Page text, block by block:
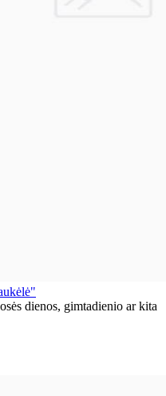
dienos, gimtadienio ar kita